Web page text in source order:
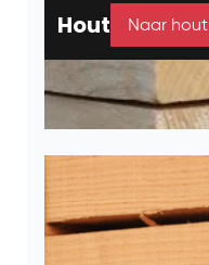
Hout Naar hout